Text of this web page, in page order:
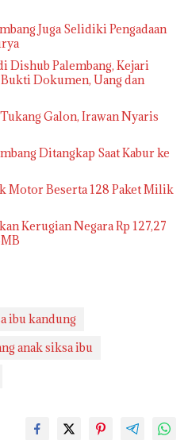
Juga Selidiki Pengadaan
Dishub Palembang, Kejari
Dokumen, Uang dan
Galon, Irawan Nyaris
Ditangkap Saat Kabur ke
Motor Beserta 128 Paket Milik
Kerugian Negara Rp 127,27
ibu kandung
anak siksa ibu